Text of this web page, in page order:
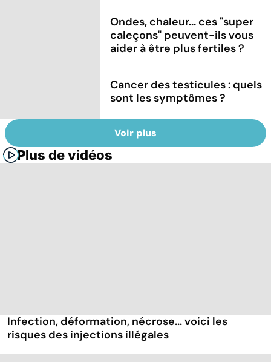
Ondes, chaleur... ces "super
caleçons" peuvent-ils vous
aider à être plus fertiles ?
Cancer des testicules : quels
sont les symptômes ?
Voir plus
Plus de vidéos
Infection, déformation, nécrose... voici les
risques des injections illégales